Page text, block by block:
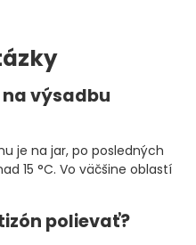
na výsadbu
je na jar, po posledných
15 °C. Vo väčšine oblastí
polievať?